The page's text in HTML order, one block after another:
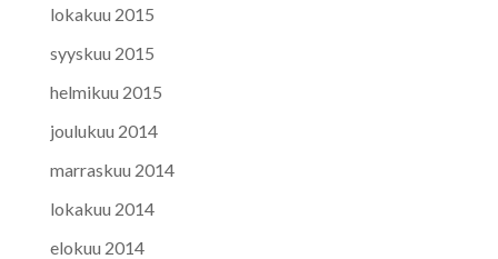
lokakuu 2015
syyskuu 2015
helmikuu 2015
joulukuu 2014
marraskuu 2014
lokakuu 2014
elokuu 2014